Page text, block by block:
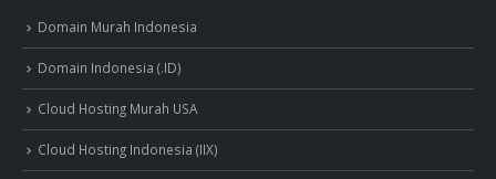
Domain Murah Indonesia
Domain Indonesia (.ID)
Cloud Hosting Murah USA
Cloud Hosting Indonesia (IIX)